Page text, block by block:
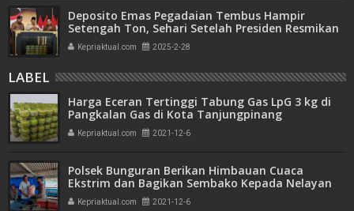
Deposito Emas Pegadaian Tembus Hampir
Setengah Ton, Sehari Setelah Presiden Resmikan
Bank Emas
Kepriaktual.com 2025-2-28
LABEL
Harga Eceran Tertinggi Tabung Gas LpG 3 kg di
Pangkalan Gas di Kota Tanjungpinang
Kepriaktual.com 2021-12-6
Polsek Bunguran Berikan Himbauan Cuaca
Ekstrim dan Bagikan Sembako Kepada Nelayan
Kepriaktual.com 2021-12-6